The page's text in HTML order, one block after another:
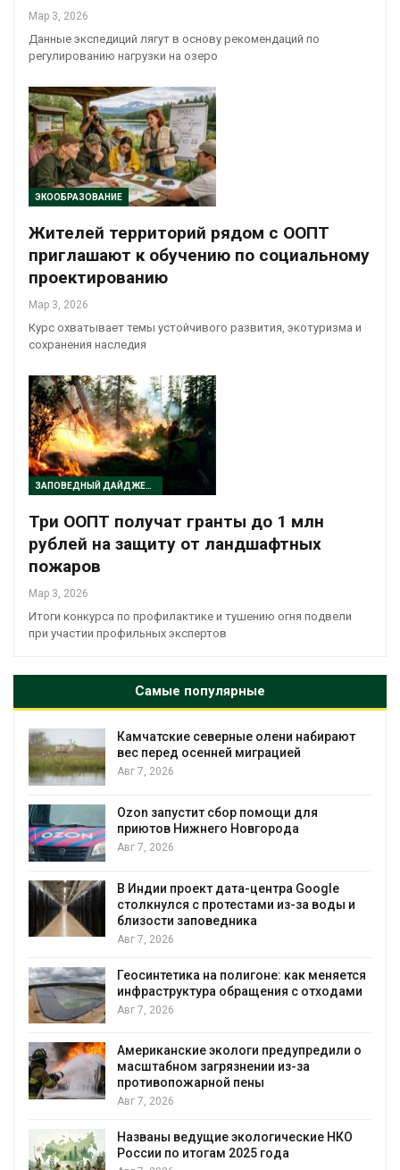
Мар 3, 2026
Данные экспедиций лягут в основу рекомендаций по
регулированию нагрузки на озеро
ЭКООБРАЗОВАНИЕ
Жителей территорий рядом с ООПТ
приглашают к обучению по социальному
проектированию
Мар 3, 2026
Курс охватывает темы устойчивого развития, экотуризма и
сохранения наследия
ЗАПОВЕДНЫЙ ДАЙДЖЕСТ
Три ООПТ получат гранты до 1 млн
рублей на защиту от ландшафтных
пожаров
Мар 3, 2026
Итоги конкурса по профилактике и тушению огня подвели
при участии профильных экспертов
Самые популярные
олени набирают
помощи для
центра Google
из-за воды и
как меняется
с отходами
предупредили о
из-за
НКО
года
Тайфун, засуха и
несколько регионов
Солнечные панели над
воду
Авг 7, 2026
Авг 7, 2026
уборку контейнерных
Авг 7, 2026
воды
Авг 6, 2026